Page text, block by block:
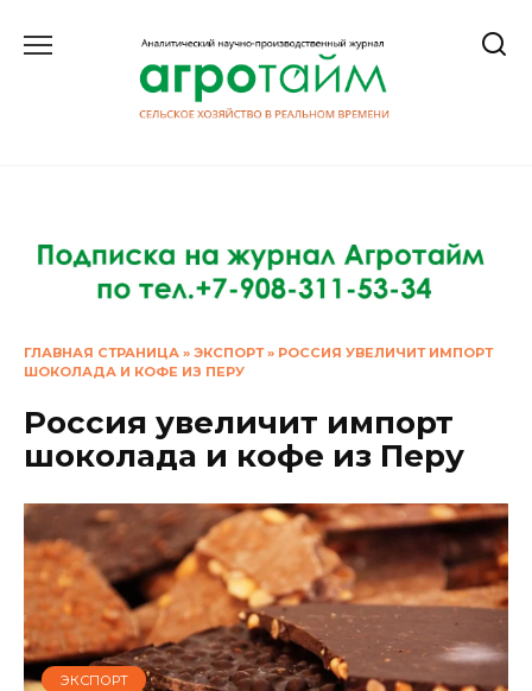
ГЛАВНАЯ СТРАНИЦА » ЭКСПОРТ» РОССИЯ УВЕЛИЧИТ ИМПОРТ
ШОКОЛАДА И КОФЕ ИЗ ПЕРУ
Россия увеличит импорт
шоколада и кофе из Перу
ЭКСПОРТ